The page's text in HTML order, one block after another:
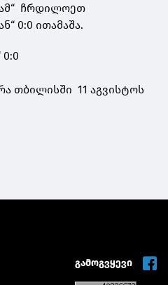
ჩრდილოეთ
0:0 ითამაშა.
0:0
თბილისში 11 აგვისტოს
გამოგვყევი